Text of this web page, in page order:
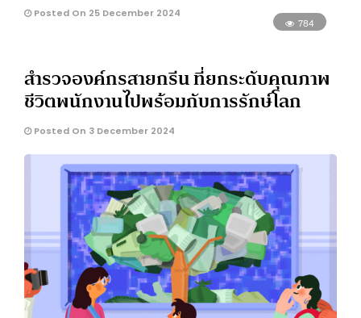
Posted On 25 December 2024
784
สำรวจองค์กรสายกรีน ที่ยกระดับคุณภาพ
ชีวิตพนักงานไปพร้อมกับการรักษ์โลก
Posted On 3 December 2024